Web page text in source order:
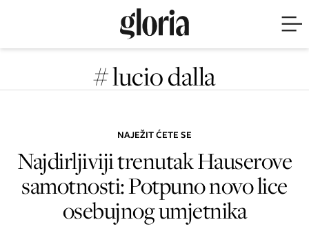
# lucio dalla
NAJEŽIT ĆETE SE
Najdirljiviji trenutak Hauserove
samotnosti: Potpuno novo lice
osebujnog umjetnika